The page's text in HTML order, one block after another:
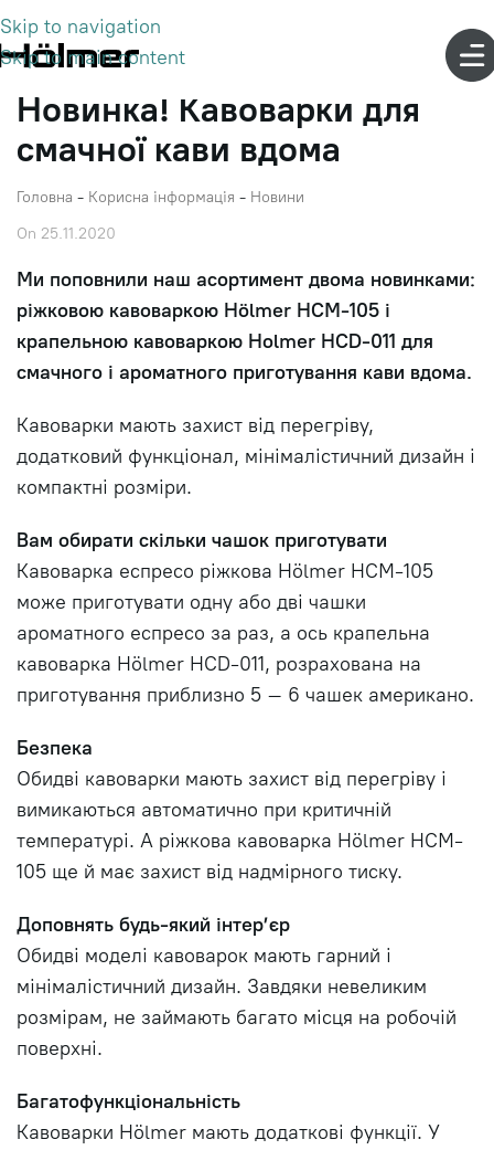
Skip to navigation
Skip to main content
Новинка! Кавоварки для
смачної кави вдома
Головна - Корисна інформація - Новини
On 25.11.2020
Ми поповнили наш асортимент двома новинками:
ріжковою кавоваркою Hölmer HCM-105 і
крапельною кавоваркою Holmer HCD-011 для
смачного і ароматного приготування кави вдома.
Кавоварки мають захист від перегріву,
додатковий функціонал, мінімалістичний дизайн і
компактні розміри.
Вам обирати скільки чашок приготувати
Кавоварка еспресо ріжкова Hölmer HCM-105
може приготувати одну або дві чашки
ароматного еспресо за раз, а ось крапельна
кавоварка Hölmer HCD-011, розрахована на
приготування приблизно 5 – 6 чашек американо.
Безпека
Обидві кавоварки мають захист від перегріву і
вимикаються автоматично при критичній
температурі. А ріжкова кавоварка Hölmer HCM-
105 ще й має захист від надмірного тиску.
Доповнять будь-який інтер’єр
Обидві моделі кавоварок мають гарний і
мінімалістичний дизайн. Завдяки невеликим
розмірам, не займають багато місця на робочій
поверхні.
Багатофункціональність
Кавоварки Hölmer мають додаткові функції. У